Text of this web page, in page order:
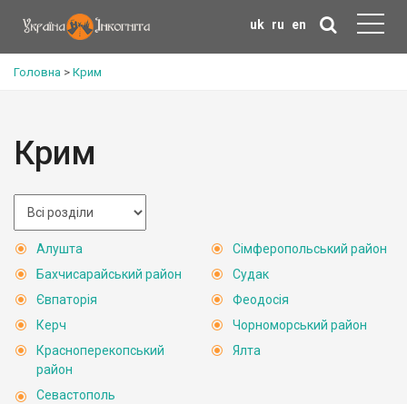
uk ru en
Головна > Крим
Крим
Алушта
Бахчисарайський район
Євпаторія
Керч
Красноперекопський
район
Севастополь
Сімферопольський район
Судак
Феодосія
Чорноморський район
Ялта